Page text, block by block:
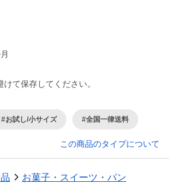
#お試し/小サイズ #全国一律送料
この商品のタイプについて
お菓子・スイーツ・パン